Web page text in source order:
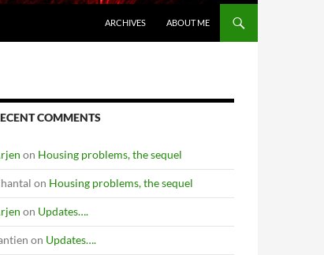
ARCHIVES
ABOUT ME
COMMENTS
on Housing problems, the sequel
on Housing problems, the sequel
on Updates….
on Updates….